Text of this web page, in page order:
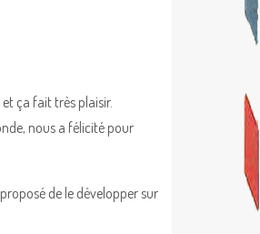
ça fait très plaisir.
nous a félicité pour
de le développer sur